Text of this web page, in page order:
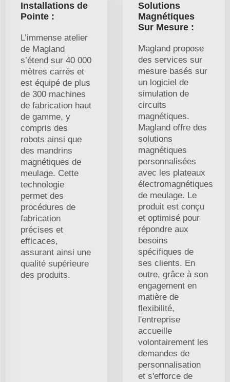
Installations de
Pointe :
L’immense atelier
de Magland
s’étend sur 40 000
mètres carrés et
est équipé de plus
de 300 machines
de fabrication haut
de gamme, y
compris des
robots ainsi que
des mandrins
magnétiques de
meulage. Cette
technologie
permet des
procédures de
fabrication
précises et
efficaces,
assurant ainsi une
qualité supérieure
des produits.
Solutions
Magnétiques
Sur Mesure :
Magland propose
des services sur
mesure basés sur
un logiciel de
simulation de
circuits
magnétiques.
Magland offre des
solutions
magnétiques
personnalisées
avec les plateaux
électromagnétiques
de meulage. Le
produit est conçu
et optimisé pour
répondre aux
besoins
spécifiques de
ses clients. En
outre, grâce à son
engagement en
matière de
flexibilité,
l'entreprise
accueille
volontairement les
demandes de
personnalisation
et s'efforce de